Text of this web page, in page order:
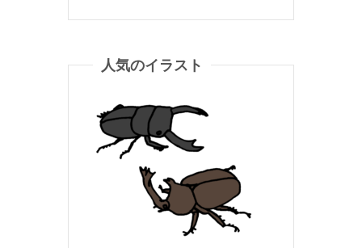
人気のイラスト